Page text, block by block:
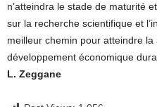
n’atteindra le stade de maturité
sur la recherche scientifique et
meilleur chemin pour atteindre
développement économique
L. Zeggane